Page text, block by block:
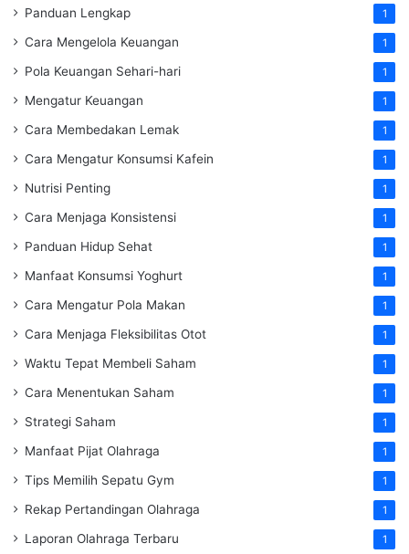
Panduan Lengkap 1
Cara Mengelola Keuangan 1
Pola Keuangan Sehari-hari 1
Mengatur Keuangan 1
Cara Membedakan Lemak 1
Cara Mengatur Konsumsi Kafein 1
Nutrisi Penting 1
Cara Menjaga Konsistensi 1
Panduan Hidup Sehat 1
Manfaat Konsumsi Yoghurt 1
Cara Mengatur Pola Makan 1
Cara Menjaga Fleksibilitas Otot 1
Waktu Tepat Membeli Saham 1
Cara Menentukan Saham 1
Strategi Saham 1
Manfaat Pijat Olahraga 1
Tips Memilih Sepatu Gym 1
Rekap Pertandingan Olahraga 1
Laporan Olahraga Terbaru 1